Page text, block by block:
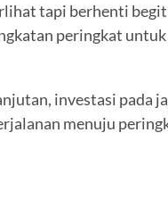
tapi berhenti
peringkat
investasi pada
menuju